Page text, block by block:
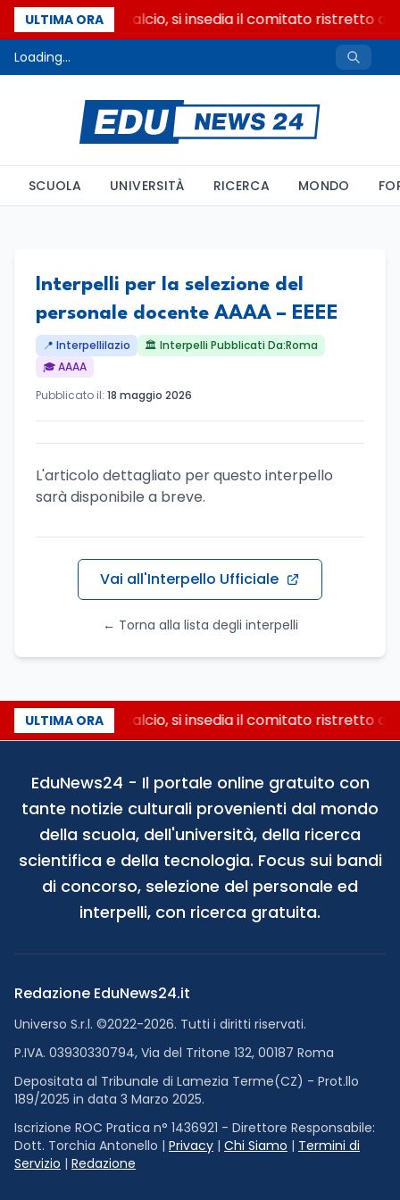
ULTIMA ORA
Riforma del calcio, si insedia il comitato ristretto al
Loading...
SCUOLA UNIVERSITÀ RICERCA MONDO
Interpelli per la selezione del
personale docente AAAA – EEEE
📍 Interpellilazio
🏛️ Interpelli Pubblicati Da:Roma
🎓 AAAA
Pubblicato il: 18 maggio 2026
L'articolo dettagliato per questo interpello
sarà disponibile a breve.
Vai all'Interpello Ufficiale
← Torna alla lista degli interpelli
ULTIMA ORA
Riforma del calcio, si insedia il comitato ristretto al
EduNews24 - Il portale online gratuito con
tante notizie culturali provenienti dal mondo
della scuola, dell'università, della ricerca
scientifica e della tecnologia. Focus sui bandi
di concorso, selezione del personale ed
interpelli, con ricerca gratuita.
Redazione EduNews24.it
Universo S.r.l. ©2022-2026. Tutti i diritti riservati.
P.IVA. 03930330794, Via del Tritone 132, 00187 Roma
Depositata al Tribunale di Lamezia Terme(CZ) - Prot.llo
189/2025 in data 3 Marzo 2025.
Iscrizione ROC Pratica n° 1436921 - Direttore Responsabile:
Dott. Torchia Antonello | Privacy | Chi Siamo | Termini di
Servizio | Redazione